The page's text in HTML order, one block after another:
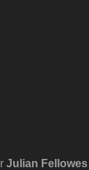
Julian Fellowes